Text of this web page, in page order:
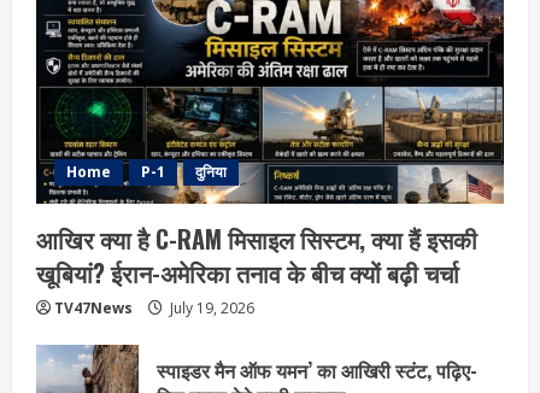
Home P-1 दुनिया
आखिर क्या है C-RAM मिसाइल सिस्टम, क्या हैं इसकी
खूबियां? ईरान-अमेरिका तनाव के बीच क्यों बढ़ी चर्चा
TV47News July 19, 2026
स्पाइडर मैन ऑफ यमन’ का आखिरी स्टंट, पढ़िए-